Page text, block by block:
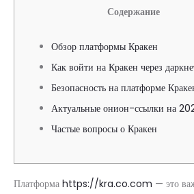
Содержание
Обзор платформы Кракен
Как войти на Кракен через
Безопасность на платформе
Актуальные онион-ссылки на
Частые вопросы о Кракен
Платформа https://kra.co.com — это